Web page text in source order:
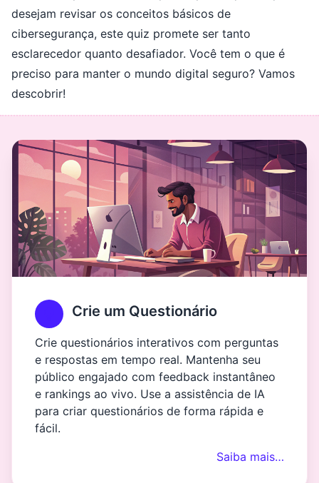
desejam revisar os conceitos básicos de
cibersegurança, este quiz promete ser tanto
esclarecedor quanto desafiador. Você tem o que é
preciso para manter o mundo digital seguro? Vamos
descobrir!
Crie um Questionário
Crie questionários interativos com perguntas
e respostas em tempo real. Mantenha seu
público engajado com feedback instantâneo
e rankings ao vivo. Use a assistência de IA
para criar questionários de forma rápida e
fácil.
Saiba mais…